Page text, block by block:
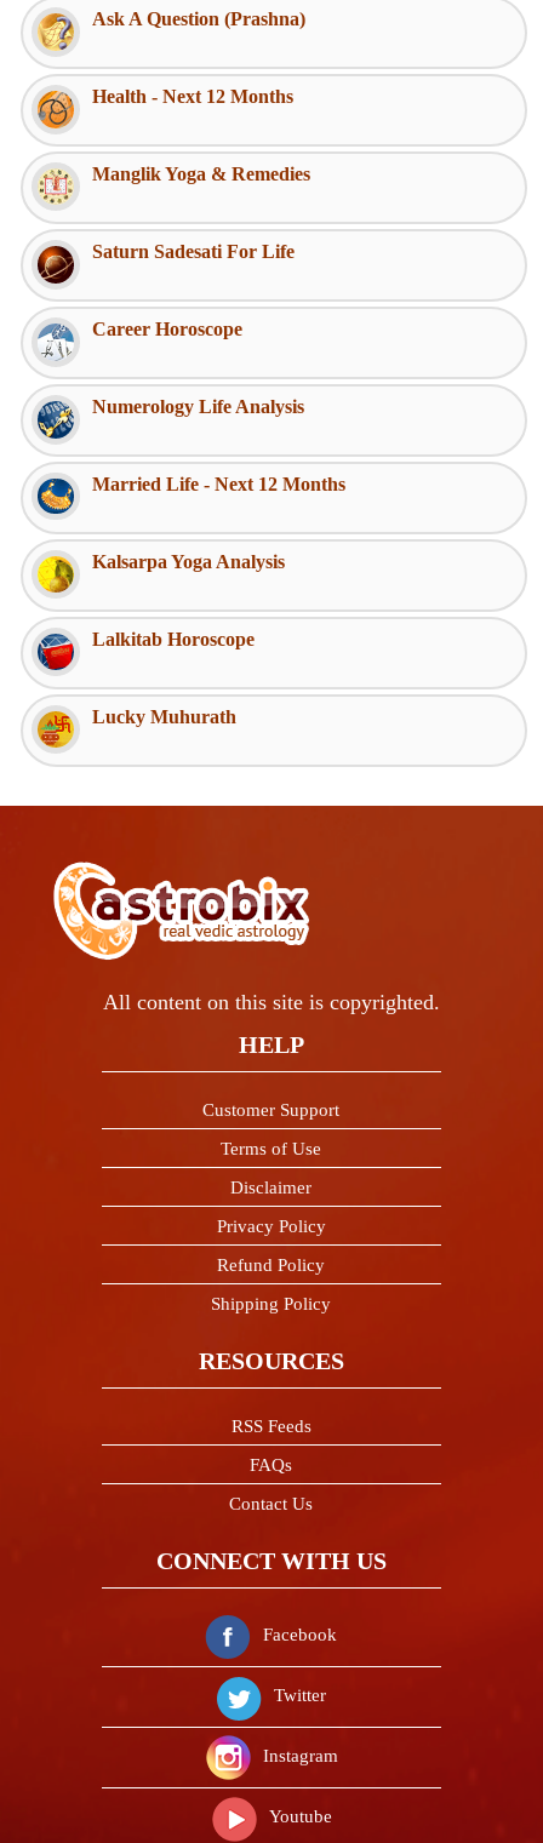
Ask A Question (Prashna)
Health - Next 12 Months
Manglik Yoga & Remedies
Saturn Sadesati For Life
Career Horoscope
Numerology Life Analysis
Married Life - Next 12 Months
Kalsarpa Yoga Analysis
Lalkitab Horoscope
Lucky Muhurath
All content on this site is copyrighted.
HELP
Customer Support
Terms of Use
Disclaimer
Privacy Policy
Refund Policy
Shipping Policy
RESOURCES
RSS Feeds
FAQs
Contact Us
CONNECT WITH US
Facebook
Twitter
Instagram
Youtube